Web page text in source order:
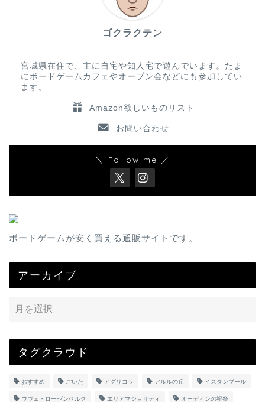
ゴクラクテン
宮城県在住で、主に自宅や知人宅で遊んでいます。たま
にボードゲームカフェやオープン会などにも参加してい
ます。
Amazon欲しいものリスト
お問い合わせ
＼ Follow me ／
ボードゲームが安く買える通販サイトです。
アーカイブ
タグクラウド
おすすめ ごいた アグリコラ アルルの丘 イスタンブール
ウヴェ・ローゼンベルク エリアマジョリティ オーディンの祝祭